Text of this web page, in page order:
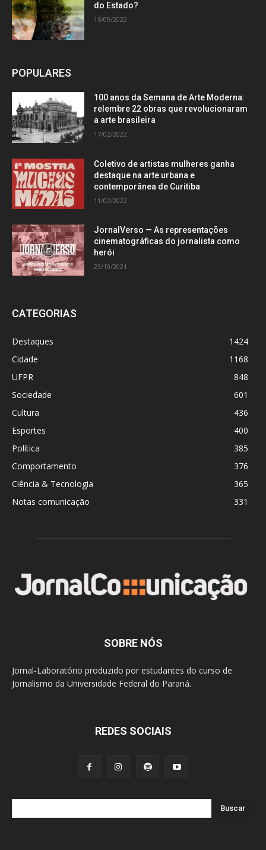
do Estado?
15/09/2022
POPULARES
100 anos da Semana de Arte Moderna:
relembre 22 obras que revolucionaram
a arte brasileira
17/02/2022
Coletivo de artistas mulheres ganha
destaque na arte urbana e
contemporânea de Curitiba
11/02/2022
JornalVerso — As representações
cinematográficas do jornalista como
herói
23/10/2021
CATEGORIAS
Destaques
1424
Cidade
1168
UFPR
848
Sociedade
601
Cultura
436
Esportes
400
Política
385
Comportamento
376
Ciência & Tecnologia
365
Notas comunicação
331
SOBRE NÓS
Jornal-Laboratório produzido por estudantes do curso de
Jornalismo da Universidade Federal do Paraná.
REDES SOCIAIS
Buscar